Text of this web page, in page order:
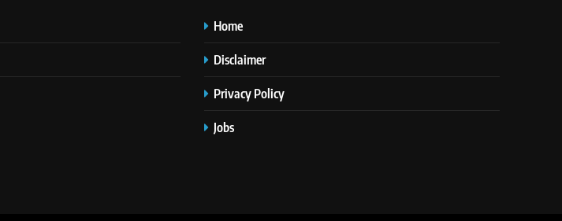
Home
Disclaimer
Privacy Policy
Jobs